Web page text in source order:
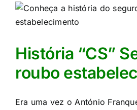
História “CS”
roubo
Era uma vez o António